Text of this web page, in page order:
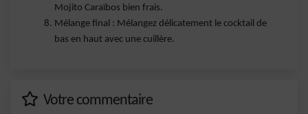
Mojito Caraïbos bien frais.
Mélange final : Mélangez délicatement le cocktail de
bas en haut avec une cuillère.
Votre commentaire